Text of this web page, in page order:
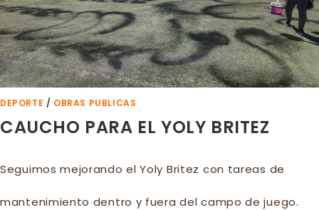
DEPORTE / OBRAS PUBLICAS
CAUCHO PARA EL YOLY BRITEZ
Seguimos mejorando el Yoly Britez con tareas de
mantenimiento dentro y fuera del campo de juego.